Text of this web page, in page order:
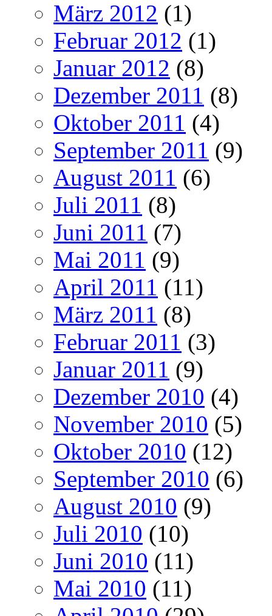
März 2012 (1)
Februar 2012 (1)
Januar 2012 (8)
Dezember 2011 (8)
Oktober 2011 (4)
September 2011 (9)
August 2011 (6)
Juli 2011 (8)
Juni 2011 (7)
Mai 2011 (9)
April 2011 (11)
März 2011 (8)
Februar 2011 (3)
Januar 2011 (9)
Dezember 2010 (4)
November 2010 (5)
Oktober 2010 (12)
September 2010 (6)
August 2010 (9)
Juli 2010 (10)
Juni 2010 (11)
Mai 2010 (11)